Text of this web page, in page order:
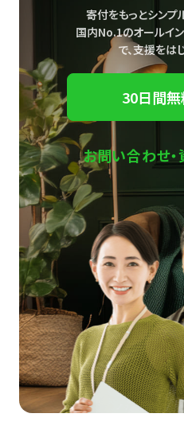
寄付をもっとシンプ
国内No.1のオールイ
で、支援をは
30日間
お問い合わせ